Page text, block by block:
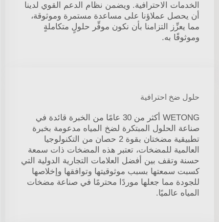
الخدمات الاحترافية. ويضمن نظام الدعم القوي لدينا
أن يحصل عملاؤنا على مساعدة مستمرة وموثوقة،
مما يعزِّز التزامنا بأن نكون موفِّر حلولٍ متكاملةٍ
وموثوقًا به.
حلول ضخ احترافية
WETONG أكثر من 30 عامًا من الخبرة قائدة في
صناعة الحلول المبتكرة لضخ المياه مدعومة بخبرة
تطبيقية مضختان بقوة 2 حصان من التكنولوجيا
العالمية للمضخات، تعتبر هذه المضخات ذات سمعة
حسنة وتقف بين أفضل العلامات التجارية الدولية التي
كسبت سمعتها بسبب موثوقيتها وتوافقها وإخلاصها
للجودة مما جعلها موردًا محترمًا في صناعة مضخات
المياه عالميًا.